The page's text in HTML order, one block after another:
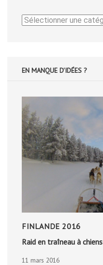
Catégories
EN MANQUE D'IDÉES ?
FINLANDE 2016
Raid en traîneau à chiens
11 mars 2016